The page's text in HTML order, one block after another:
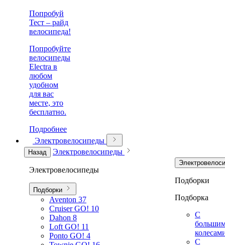
Попробуй
Тест – райд
велосипеда!
Попробуйте
велосипеды
Electra в
любом
удобном
для вас
месте, это
бесплатно.
Подробнее
Электровелосипеды
Назад Электровелосипеды
Электровелосипеды
Подборки
Aventon 37
Cruiser GO! 10
Dahon 8
Loft GO! 11
Ponto GO! 4
Подборки
Подборка
С
С